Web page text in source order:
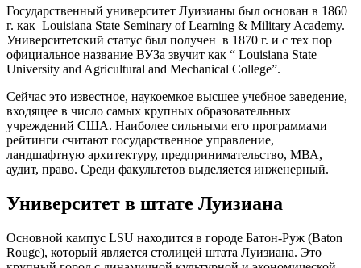
Государственный университет Луизианы был основан в 1860
г. как Louisiana State Seminary of Learning & Military Academy.
Университетский статус был получен в 1870 г. и с тех пор
официальное название ВУЗа звучит как “ Louisiana State
University and Agricultural and Mechanical College”.
Сейчас это известное, наукоемкое высшее учебное заведение,
входящее в число самых крупных образовательных
учреждений США. Наиболее сильными его программами
рейтинги считают государственное управление,
ландшафтную архитектуру, предпринимательство, МВА,
аудит, право. Среди факультетов выделяется инженерный.
Университет в штате Луизиана
Основной кампус LSU находится в городе Батон-Руж (Baton
Rouge), который является столицей штата Луизиана. Это